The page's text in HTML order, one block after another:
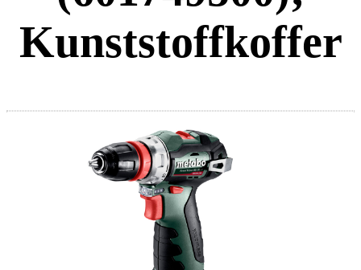
Kunststoffkoffer